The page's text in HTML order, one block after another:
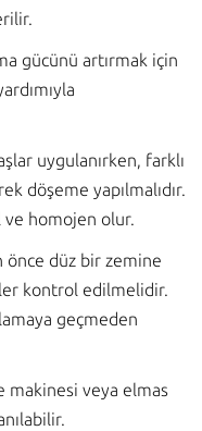
gücünü artırmak için
uygulanırken, farklı
döşeme yapılmalıdır.
ve homojen olur.
düz bir zemine
kontrol edilmelidir.
geçmeden
makinesi veya elmas